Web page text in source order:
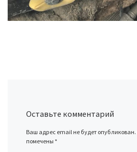
Оставьте комментарий
Ваш адрес email не будет опубликован.
помечены*